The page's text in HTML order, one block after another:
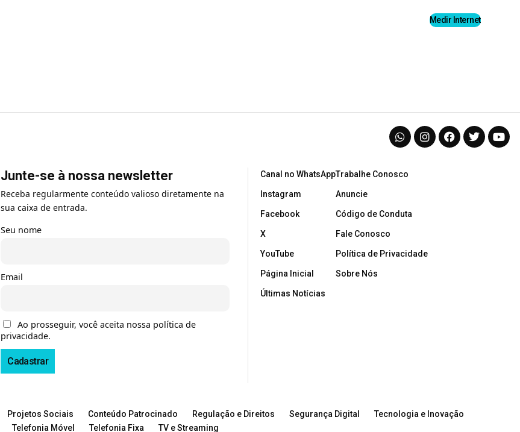
Medir Internet
Junte-se à nossa newsletter
Receba regularmente conteúdo valioso diretamente na
sua caixa de entrada.
Seu nome
Email
Ao prosseguir, você aceita nossa política de
privacidade.
Canal no WhatsApp
Instagram
Facebook
X
YouTube
Página Inicial
Últimas Notícias
Trabalhe Conosco
Anuncie
Código de Conduta
Fale Conosco
Política de Privacidade
Sobre Nós
Projetos Sociais Conteúdo Patrocinado Regulação e Direitos Segurança Digital
Tecnologia e Inovação
Telefonia Móvel
Telefonia Fixa TV e Streaming